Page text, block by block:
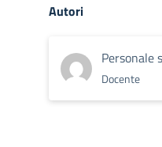
Autori
Personale
Docente